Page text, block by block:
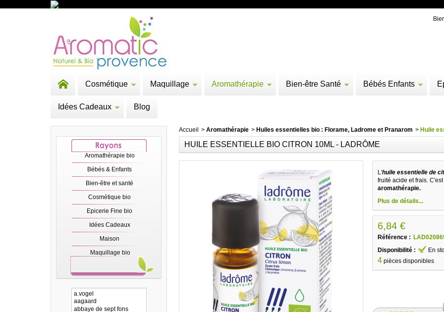
Cosmétique Maquillage Aromathérapie Bien-être Santé Bébés Enfants
Idées Cadeaux Blog
Aromathérapie bio
Bébés & Enfants
Bien-être et santé
Cosmétique bio
Epicerie Fine bio
Idées Cadeaux
Maison
Maquillage bio
Accueil > Aromathérapie > Huiles essentielles bio : Florame, Ladrome et Pranarom > Huile
HUILE ESSENTIELLE BIO CITRON 10ML - LADRÔME
L'huile essentielle de
fruité acide et frais.
aromathérapie.
Plus de détails...
6,84 €
Référence :
Disponibilité :
En
4 pièces disponibles